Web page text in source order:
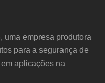
uma empresa produtora
para a segurança de
aplicações na